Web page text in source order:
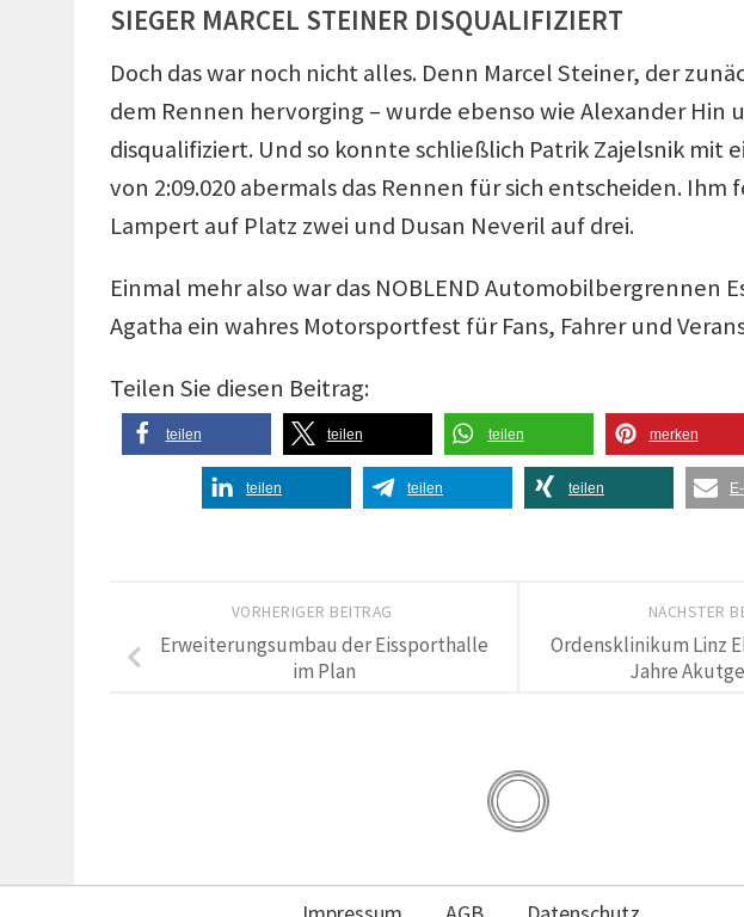
SIEGER MARCEL STEINER DISQUALIFIZIERT
Doch das war noch nicht alles. Denn Marcel Steiner, der
dem Rennen hervorging – wurde ebenso wie Alexander Hin
disqualifiziert. Und so konnte schließlich Patrik Zajelsnik mit
von 2:09.020 abermals das Rennen für sich entscheiden.
Lampert auf Platz zwei und Dusan Neveril auf drei.
Einmal mehr also war das NOBLEND Automobilbergrennen
Agatha ein wahres Motorsportfest für Fans, Fahrer und
Teilen Sie diesen Beitrag:
teilen teilen teilen merken
teilen teilen teilen
NÄCHSTER
Ordensklinikum Linz
Jahre
VORHERIGER BEITRAG
Erweiterungsumbau der Eissporthalle
im Plan